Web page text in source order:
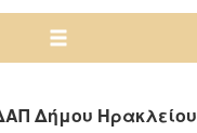
Δήμου Ηρακλείου